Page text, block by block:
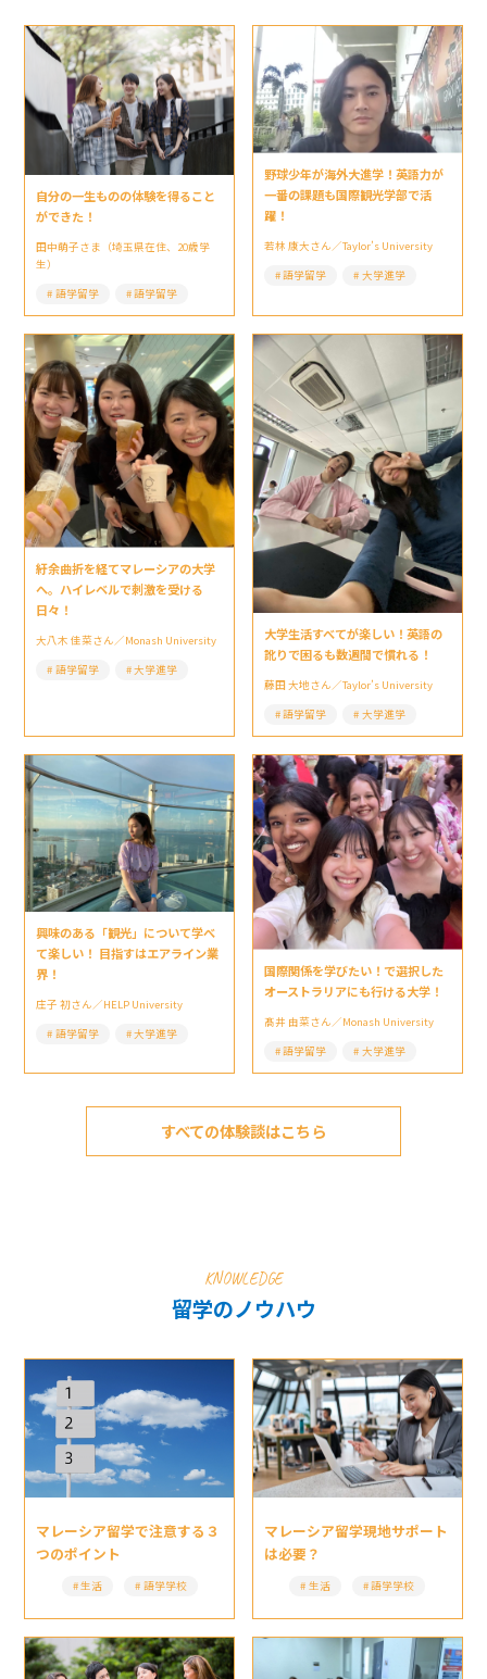
自分の一生ものの体験を得ること
ができた！
田中萌子さま（埼玉県在住、20歳学
生）
語学留学
語学留学
野球少年が海外大進学！英語力が
一番の課題も国際観光学部で活
躍！
若林 康大さん／Taylor’s University
語学留学
大学進学
紆余曲折を経てマレーシアの大学
へ。ハイレベルで刺激を受ける
日々！
大八木 佳菜さん／Monash University
語学留学
大学進学
大学生活すべてが楽しい！英語の
訛りで困るも数週間で慣れる！
藤田 大地さん／Taylor’s University
語学留学
大学進学
興味のある「観光」について学べ
て楽しい！ 目指すはエアライン業
界！
庄子 初さん／HELP University
語学留学
大学進学
国際関係を学びたい！で選択した
オーストラリアにも行ける大学！
髙井 由菜さん／Monash University
語学留学
大学進学
すべての体験談はこちら
KNOWLEDGE
留学のノウハウ
マレーシア留学で注意する３
つのポイント
生活 語学学校
マレーシア留学現地サポート
は必要？
生活 語学学校